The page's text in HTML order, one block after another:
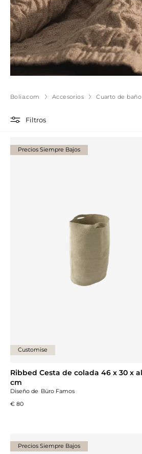
Bolia.com Accesorios Cuarto de baño
Filtros
Precios Siempre Bajos
Customise
Ribbed Cesta de colada 46 x 30 x
cm
Diseño de Büro Famos
€ 80
Precios Siempre Bajos